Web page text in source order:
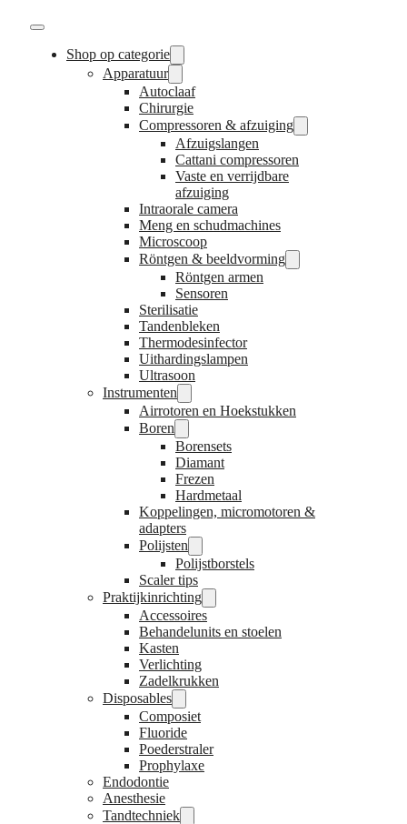
Shop op categorie
Apparatuur
Autoclaaf
Chirurgie
Compressoren & afzuiging
Afzuigslangen
Cattani compressoren
Vaste en verrijdbare
afzuiging
Intraorale camera
Meng en schudmachines
Microscoop
Röntgen & beeldvorming
Röntgen armen
Sensoren
Sterilisatie
Tandenbleken
Thermodesinfector
Uithardingslampen
Ultrasoon
Instrumenten
Airrotoren en Hoekstukken
Boren
Borensets
Diamant
Frezen
Hardmetaal
Koppelingen, micromotoren &
adapters
Polijsten
Polijstborstels
Scaler tips
Praktijkinrichting
Accessoires
Behandelunits en stoelen
Kasten
Verlichting
Zadelkrukken
Disposables
Composiet
Fluoride
Poederstraler
Prophylaxe
Endodontie
Anesthesie
Tandtechniek